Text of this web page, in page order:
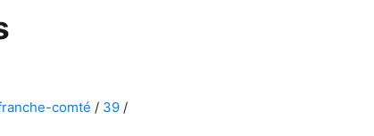
comté / 39 /